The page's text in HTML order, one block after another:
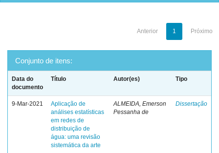
Anterior 1 Próximo
Conjunto de itens:
Data do
documento
Título Autor(es) Tipo
9-Mar-2021
Aplicação de
análises estatísticas
em redes de
distribuição de
água: uma revisão
sistemática da arte
ALMEIDA, Emerson
Pessanha de
Dissertação